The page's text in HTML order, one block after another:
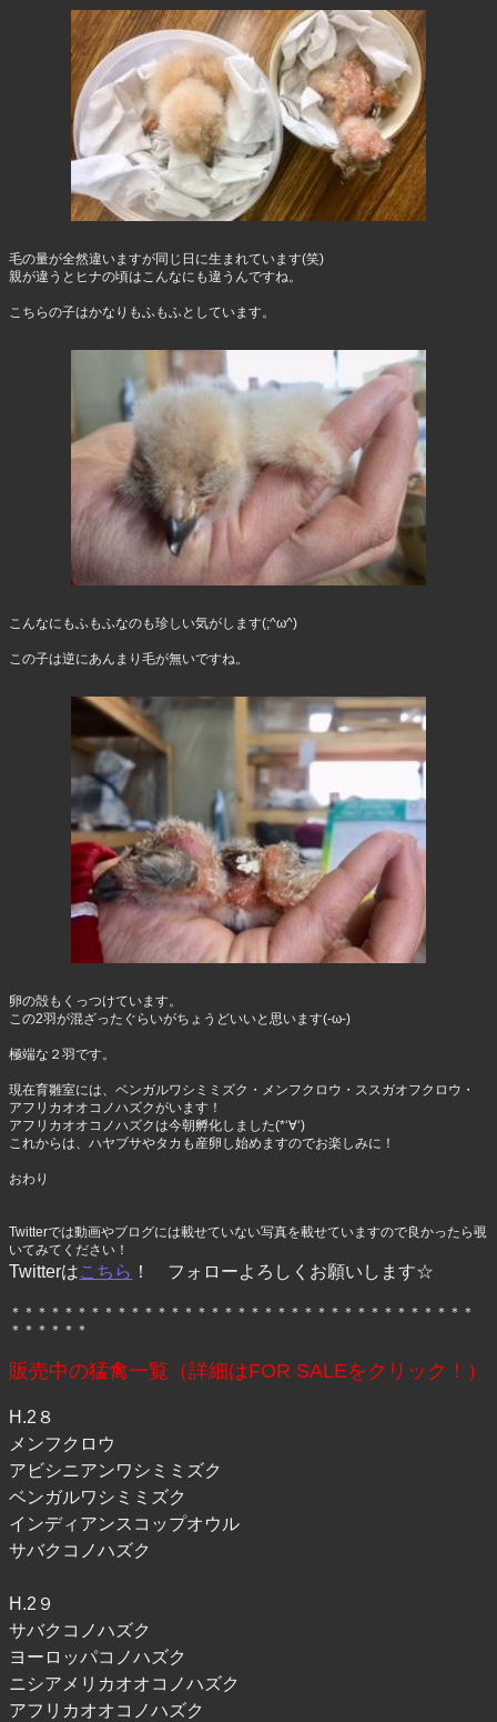
毛の量が全然違いますが同じ日に生まれています(笑)
親が違うとヒナの頃はこんなにも違うんですね。
こちらの子はかなりもふもふとしています。
こんなにもふもふなのも珍しい気がします(;^ω^)
この子は逆にあんまり毛が無いですね。
卵の殻もくっつけています。
この2羽が混ざったぐらいがちょうどいいと思います(-ω-)
極端な２羽です。
現在育雛室には、ベンガルワシミミズク・メンフクロウ・ススガオフクロウ・
アフリカオオコノハズクがいます！
アフリカオオコノハズクは今朝孵化しました(*‘∀‘)
これからは、ハヤブサやタカも産卵し始めますのでお楽しみに！
おわり
Twitterでは動画やブログには載せていない写真を載せていますので良かったら覗
いてみてください！
Twitterはこちら ！ フォローよろしくお願いします☆
＊＊＊＊＊＊＊＊＊＊＊＊＊＊＊＊＊＊＊＊＊＊＊＊＊＊＊＊＊＊＊＊＊＊＊
＊＊＊＊＊＊
販売中の猛禽一覧（詳細はFOR SALEをクリック！）
H.2８
メンフクロウ
アビシニアンワシミミズク
ベンガルワシミミズク
インディアンスコップオウル
サバクコノハズク
H.2９
サバクコノハズク
ヨーロッパコノハズク
ニシアメリカオオコノハズク
アフリカオオコノハズク